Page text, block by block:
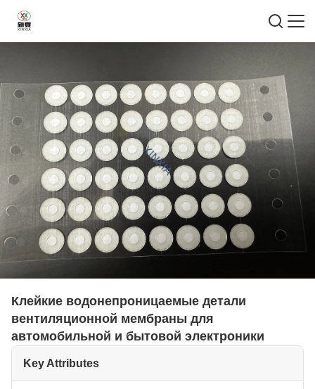
Клейкие водонепроницаемые детали
вентиляционной мембраны для
автомобильной и бытовой электроники
Key Attributes